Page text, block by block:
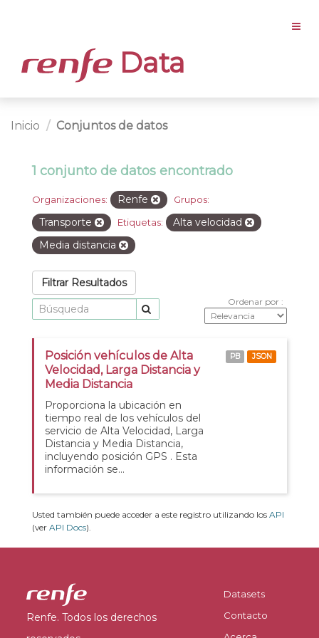
Data
Inicio Conjuntos de datos
1 conjunto de datos encontrado
Organizaciones: Renfe Grupos:
Transporte Etiquetas:
Alta velocidad
Media distancia
Filtrar Resultados
Ordenar por
Posición vehículos de Alta
Velocidad, Larga Distancia y
Media Distancia
Proporciona la ubicación en
tiempo real de los vehículos del
servicio de Alta Velocidad, Larga
Distancia y Media Distancia,
incluyendo posición GPS . Esta
información se...
PB JSON
Usted también puede acceder a este registro utilizando los API
(ver API Docs).
Renfe. Todos los derechos
Datasets
Contacto